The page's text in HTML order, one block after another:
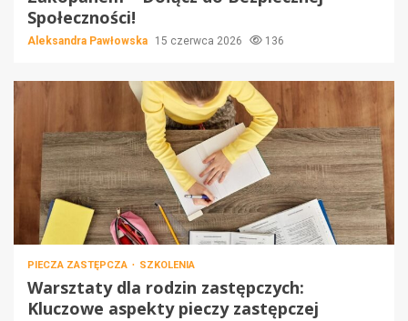
Społeczności!
Aleksandra Pawłowska 15 czerwca 2026 136
PIECZA ZASTĘPCZA SZKOLENIA
Warsztaty dla rodzin zastępczych:
Kluczowe aspekty pieczy zastępczej